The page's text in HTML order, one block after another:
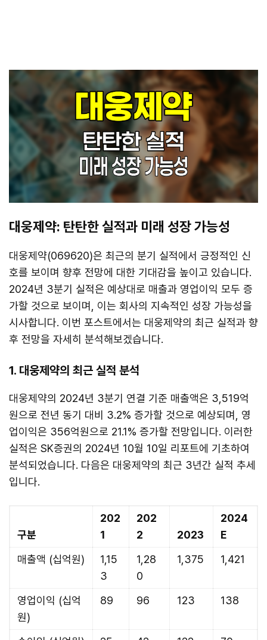
대웅제약: 탄탄한 실적과 미래 성장 가능성
대웅제약(069620)은 최근의 분기 실적에서 긍정적인 신
호를 보이며 향후 전망에 대한 기대감을 높이고 있습니다.
2024년 3분기 실적은 예상대로 매출과 영업이익 모두 증
가할 것으로 보이며, 이는 회사의 지속적인 성장 가능성을
시사합니다. 이번 포스트에서는 대웅제약의 최근 실적과 향
후 전망을 자세히 분석해보겠습니다.
1. 대웅제약의 최근 실적 분석
대웅제약의 2024년 3분기 연결 기준 매출액은 3,519억
원으로 전년 동기 대비 3.2% 증가할 것으로 예상되며, 영
업이익은 356억원으로 21.1% 증가할 전망입니다. 이러한
실적은 SK증권의 2024년 10월 10일 리포트에 기초하여
분석되었습니다. 다음은 대웅제약의 최근 3년간 실적 추세
입니다.
구분
202
1
202
2
2023
2024
E
매출액 (십억원)
1,15
3
1,28
0
1,375 1,421
영업이익 (십억
원)
89 96 123 138